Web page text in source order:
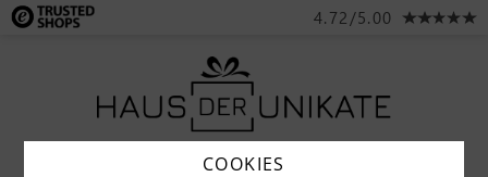
4.72/5.00
COOKIES